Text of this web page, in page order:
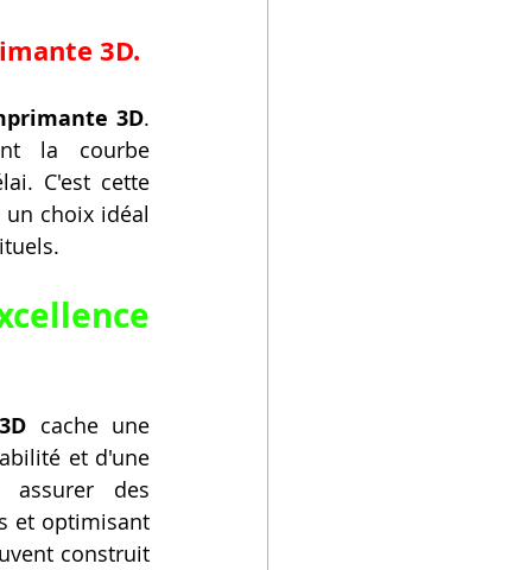
3D.
3D.
la courbe
C'est cette
un choix idéal
cache une
et d'une
assurer des
et optimisant
construit